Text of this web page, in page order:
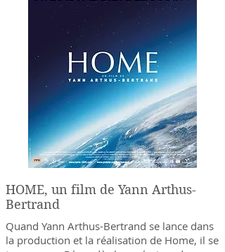
HOME, un film de Yann Arthus-
Bertrand
Quand Yann Arthus-Bertrand se lance dans
la production et la réalisation de Home, il se